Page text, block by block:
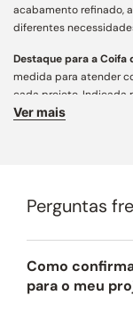
acabamento refinado,
diferentes
Destaque para a Coifa
medida para atender
cada projeto. Indicada
rangetops, assegura
Acabamento e Design:
para integração
aço inox AISI 430 de
acabamento refinado
recomendamos a
Ver mais
Perguntas
Como
para o meu